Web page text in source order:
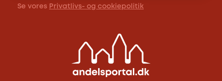
Se vores Privatlivs- og cookiepolitik